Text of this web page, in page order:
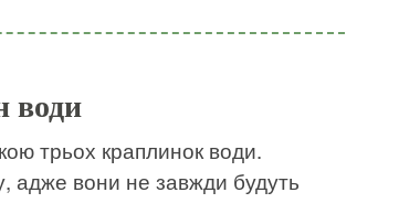
води
трьох краплинок води.
адже вони не завжди будуть